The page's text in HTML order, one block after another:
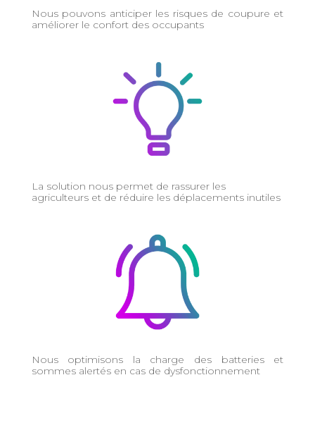
Nous pouvons anticiper les risques de coupure et
améliorer le confort des occupants
La solution nous permet de rassurer les
agriculteurs et de réduire les déplacements inutiles
Nous optimisons la charge des batteries et
sommes alertés en cas de dysfonctionnement